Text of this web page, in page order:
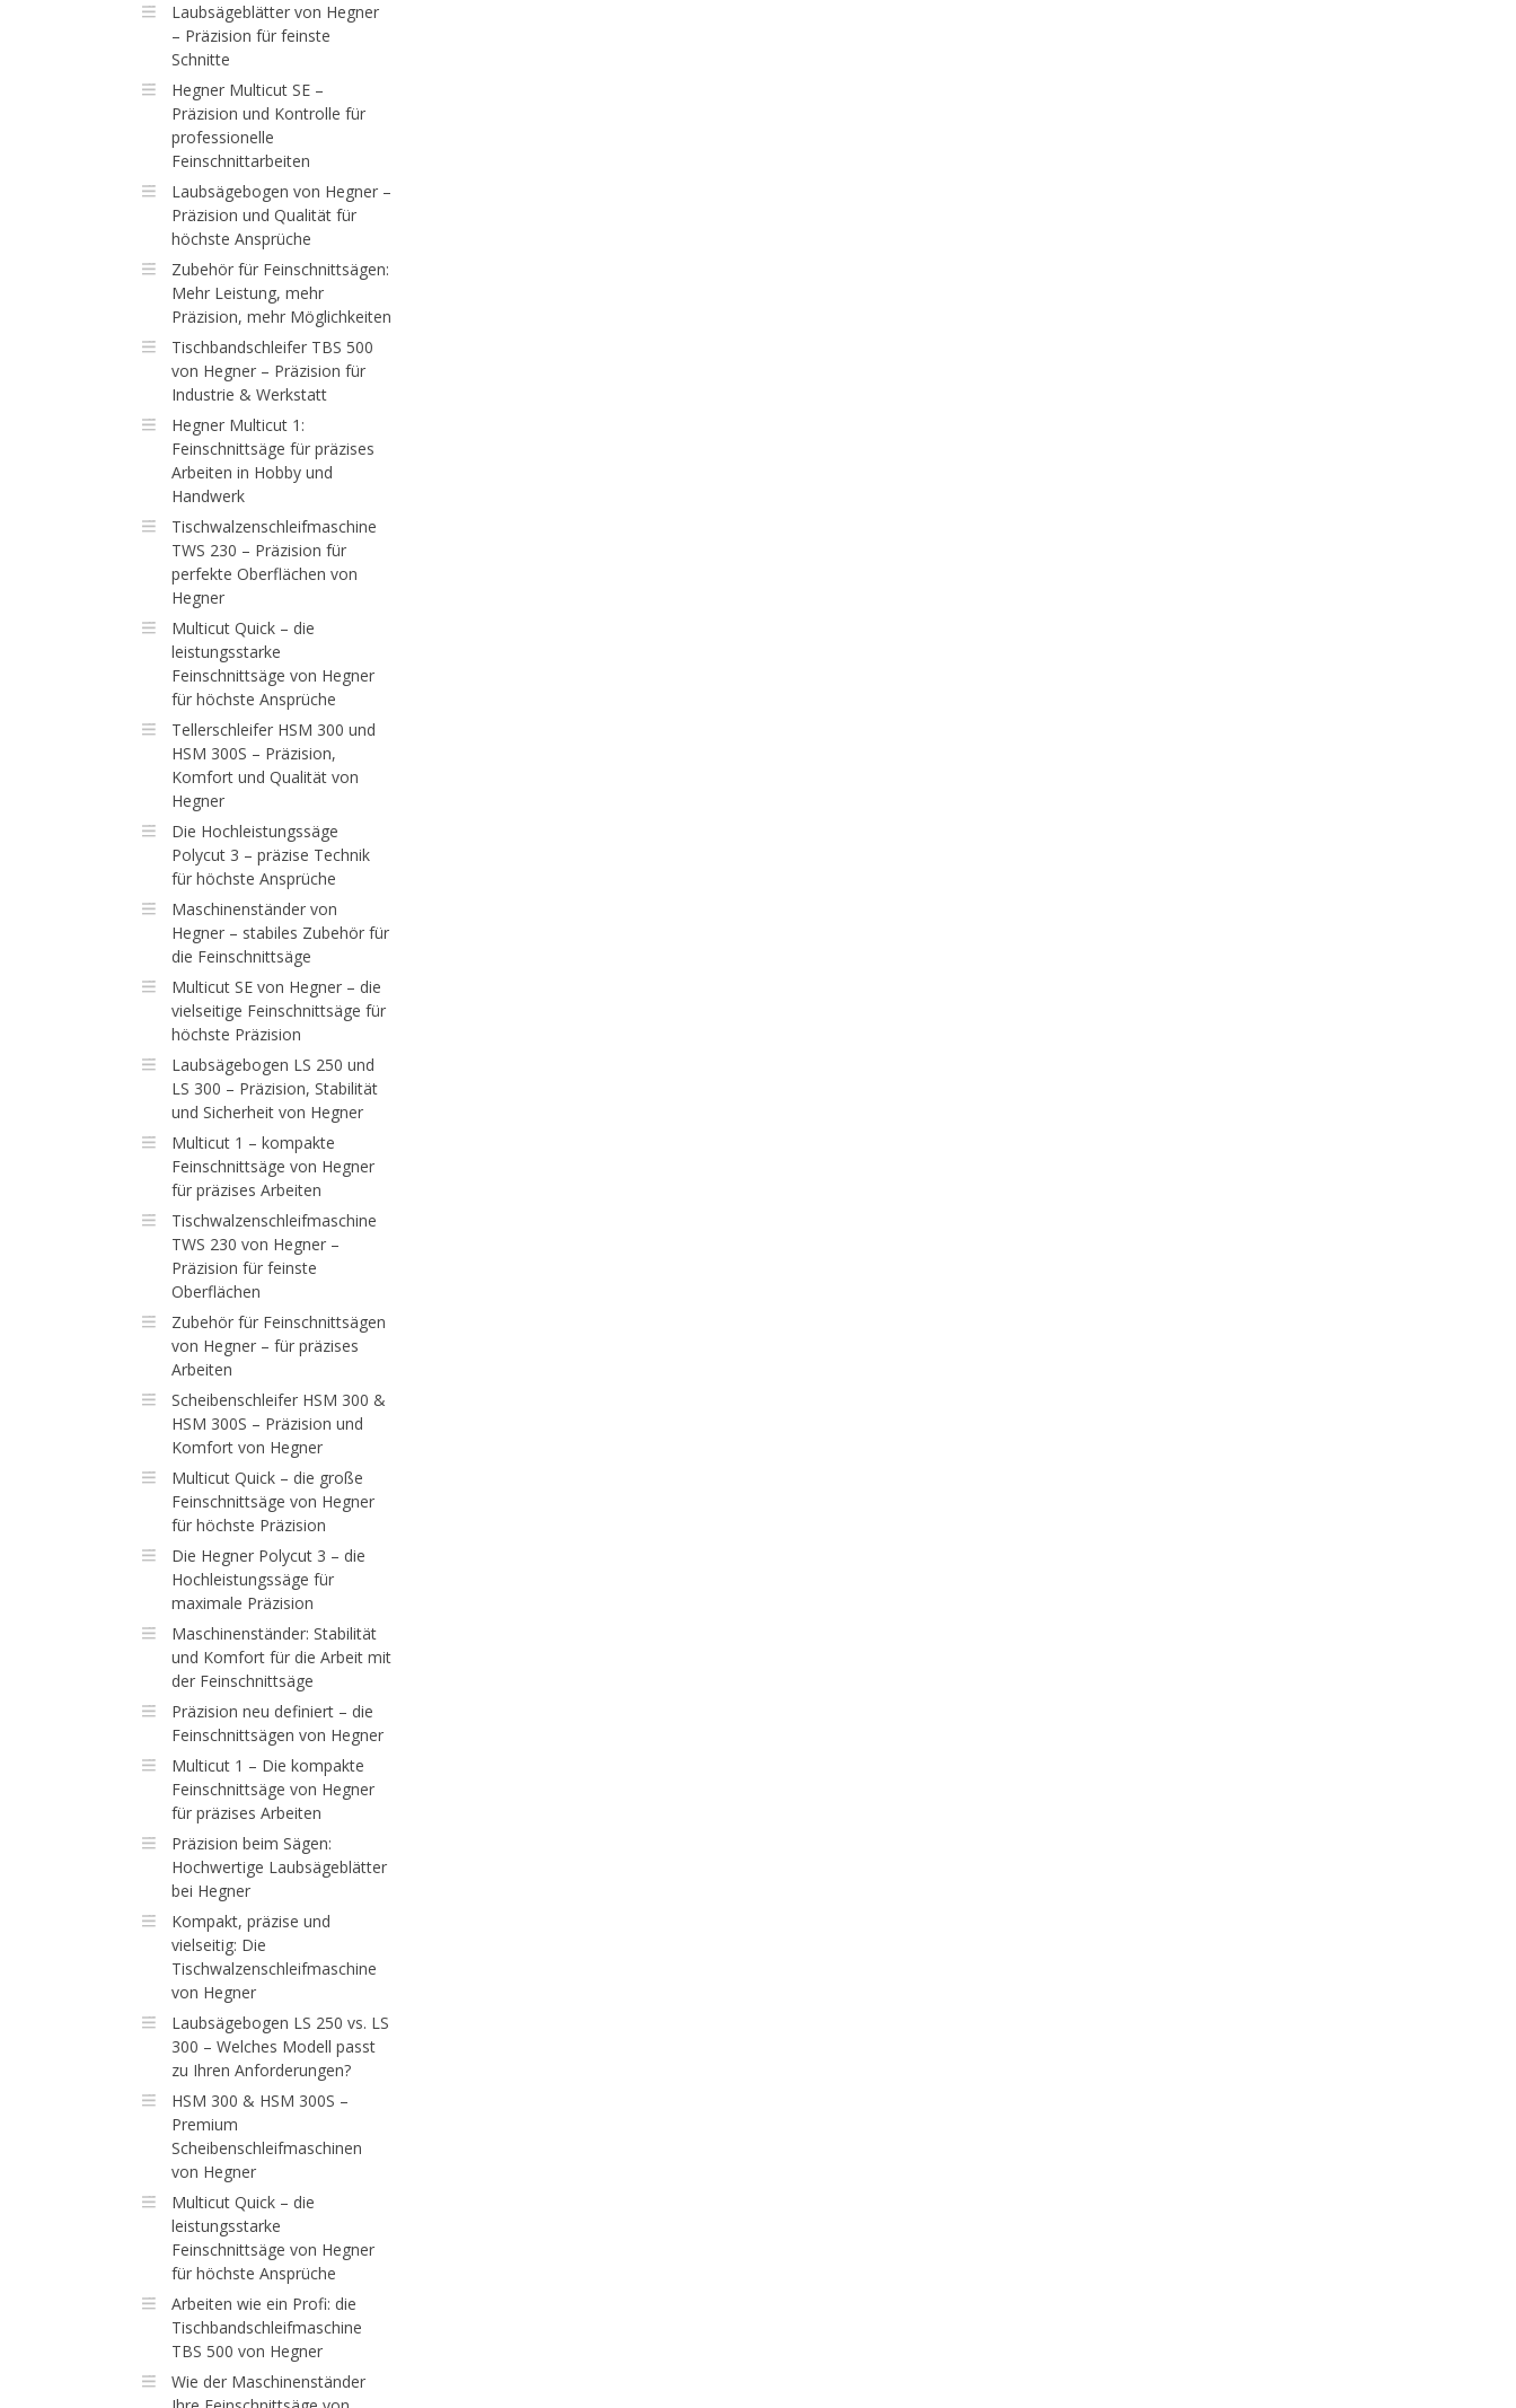
Laubsägeblätter von Hegner
– Präzision für feinste
Schnitte
Hegner Multicut SE –
Präzision und Kontrolle für
professionelle
Feinschnittarbeiten
Laubsägebogen von Hegner –
Präzision und Qualität für
höchste Ansprüche
Zubehör für Feinschnittsägen:
Mehr Leistung, mehr
Präzision, mehr Möglichkeiten
Tischbandschleifer TBS 500
von Hegner – Präzision für
Industrie & Werkstatt
Hegner Multicut 1:
Feinschnittsäge für präzises
Arbeiten in Hobby und
Handwerk
Tischwalzenschleifmaschine
TWS 230 – Präzision für
perfekte Oberflächen von
Hegner
Multicut Quick – die
leistungsstarke
Feinschnittsäge von Hegner
für höchste Ansprüche
Tellerschleifer HSM 300 und
HSM 300S – Präzision,
Komfort und Qualität von
Hegner
Die Hochleistungssäge
Polycut 3 – präzise Technik
für höchste Ansprüche
Maschinenständer von
Hegner – stabiles Zubehör für
die Feinschnittsäge
Multicut SE von Hegner – die
vielseitige Feinschnittsäge für
höchste Präzision
Laubsägebogen LS 250 und
LS 300 – Präzision, Stabilität
und Sicherheit von Hegner
Multicut 1 – kompakte
Feinschnittsäge von Hegner
für präzises Arbeiten
Tischwalzenschleifmaschine
TWS 230 von Hegner –
Präzision für feinste
Oberflächen
Zubehör für Feinschnittsägen
von Hegner – für präzises
Arbeiten
Scheibenschleifer HSM 300 &
HSM 300S – Präzision und
Komfort von Hegner
Multicut Quick – die große
Feinschnittsäge von Hegner
für höchste Präzision
Die Hegner Polycut 3 – die
Hochleistungssäge für
maximale Präzision
Maschinenständer: Stabilität
und Komfort für die Arbeit mit
der Feinschnittsäge
Präzision neu definiert – die
Feinschnittsägen von Hegner
Multicut 1 – Die kompakte
Feinschnittsäge von Hegner
für präzises Arbeiten
Präzision beim Sägen:
Hochwertige Laubsägeblätter
bei Hegner
Kompakt, präzise und
vielseitig: Die
Tischwalzenschleifmaschine
von Hegner
Laubsägebogen LS 250 vs. LS
300 – Welches Modell passt
zu Ihren Anforderungen?
HSM 300 & HSM 300S –
Premium
Scheibenschleifmaschinen
von Hegner
Multicut Quick – die
leistungsstarke
Feinschnittsäge von Hegner
für höchste Ansprüche
Arbeiten wie ein Profi: die
Tischbandschleifmaschine
TBS 500 von Hegner
Wie der Maschinenständer